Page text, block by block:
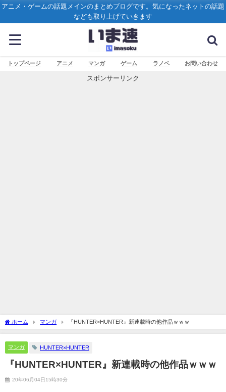
アニメ・ゲームの話題メインのまとめブログです。気になったネットの話題
なども取り上げていきます
トップページ アニメ マンガ ゲーム ラノベ お問い合わせ
スポンサーリンク
ホーム マンガ 『HUNTER×HUNTER』新連載時の他作品ｗｗｗ
マンガ HUNTER×HUNTER
『HUNTER×HUNTER』新連載時の他作品ｗｗｗ
20年06月04日15時30分